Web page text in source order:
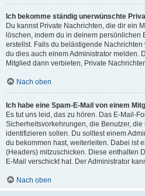
Ich bekomme ständig unerwünschte
Du kannst Private Nachrichten, die dir ein
löschen, indem du in deinem persönlichen
erstellst. Falls du belästigende
du dies auch einem Administrator melden.
Mitglied dann verbieten, Private
Nach oben
Ich habe eine Spam-E-Mail von einem
Es tut uns leid, das zu hören. Das E-Mail-
Sicherheitsvorkehrungen, die Benutzer, die
identifizieren sollen. Du solltest einem
du bekommen hast, weiterleiten. Dabei ist
(Headers) mitzuschicken. Diese enthalten
E-Mail verschickt hat. Der Administrator
Nach oben